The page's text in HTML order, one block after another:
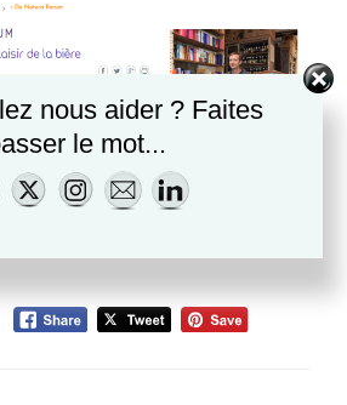
nous aider ? Faites
le mot...